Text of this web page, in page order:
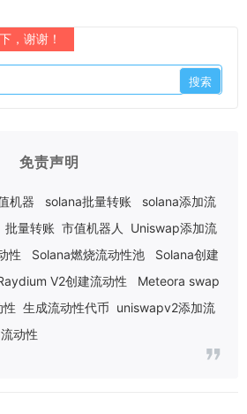
，谢谢！
免责声明
机器 solana批量转账
solana添加流
批量转账 市值机器人
Uniswap添加流
性 Solana燃烧流动性池
Solana创建
V2创建流动性
Meteora swap
性 生成流动性代币 uniswapv2添加流
动性